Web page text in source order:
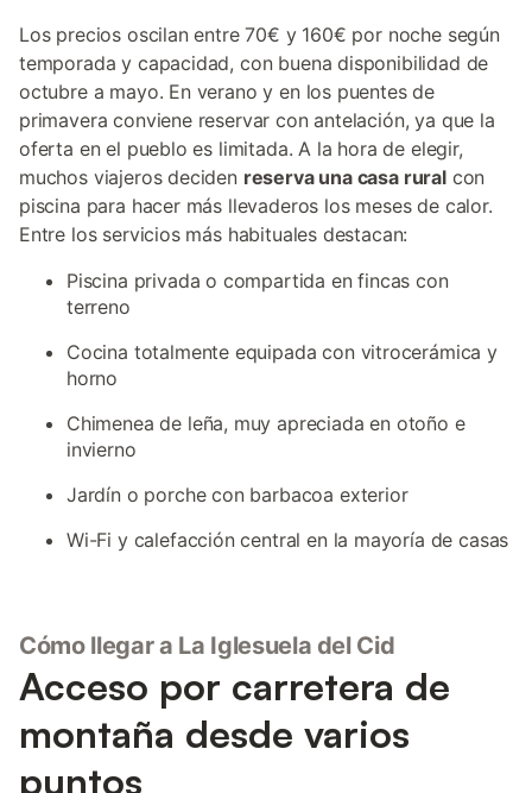
Los precios oscilan entre 70€ y 160€ por noche según
temporada y capacidad, con buena disponibilidad de
octubre a mayo. En verano y en los puentes de
primavera conviene reservar con antelación, ya que la
oferta en el pueblo es limitada. A la hora de elegir,
muchos viajeros deciden reserva una casa ruralcon
piscina para hacer más llevaderos los meses de calor.
Entre los servicios más habituales destacan:
Piscina privada o compartida en fincas con
terreno
Cocina totalmente equipada con vitrocerámica y
horno
Chimenea de leña, muy apreciada en otoño e
invierno
Jardín o porche con barbacoa exterior
Wi-Fi y calefacción central en la mayoría de casas
Cómo llegar a La Iglesuela del Cid
Acceso por carretera de
montaña desde varios
puntos